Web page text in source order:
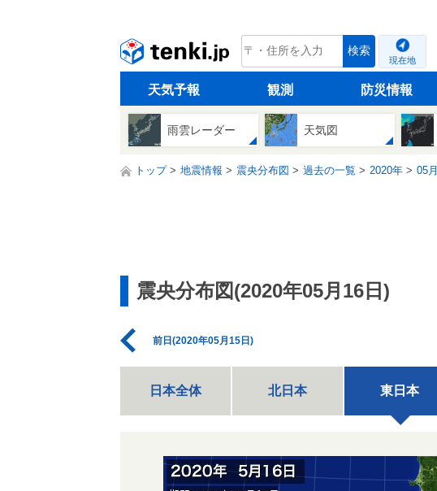
tenki.jp 検索
現在地
天気予報 観測 防災情報
雨雲レーダー 天気図
トップ 地震情報 震央分布図 過去の一覧 2020年 05月
震央分布図(2020年05月16日)
前日(2020年05月15日)
日本全体 北日本 東日本